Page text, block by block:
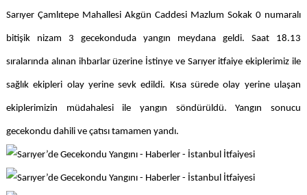
Sarıyer Çamlıtepe Mahallesi Akgün Caddesi Mazlum Sokak 0 numaralı
bitişik nizam 3 gecekonduda yangın meydana geldi. Saat 18.13
sıralarında alınan ihbarlar üzerine İstinye ve Sarıyer itfaiye ekiplerimiz ile
sağlık ekipleri olay yerine sevk edildi. Kısa sürede olay yerine ulaşan
ekiplerimizin müdahalesi ile yangın söndürüldü. Yangın sonucu
gecekondu dahili ve çatısı tamamen yandı.